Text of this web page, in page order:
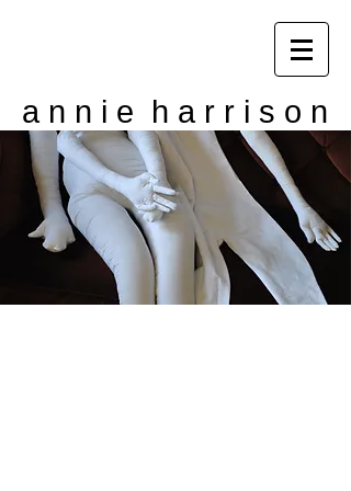
a n n i e h a r r i s o n